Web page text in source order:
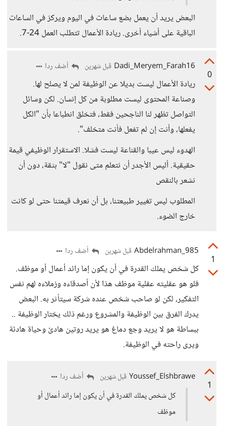
البعض يريد أن يعمل بضع ساعات في اليوم ويركز في الساعات
الباقية على أشياء أخرى. ريادة الأعمال تتطلب العمل 24-7.
0
Dadi_Meryem_Farah16 قبل شهرين أضف ردا
ريادة الأعمال ليست بديلا عن الوظيفة لمن لا يصلح لها.
وصناعة المحتوى ليست مطلوبة من كل إنسان. لكن وسائل
التواصل تظهر لنا الناجحين فقط، فتخلق انطباعا بأن "الكل
يفعلها، وأنت إن لم تفعل فأنت متخلف".
الهدوء ليس عيبا والقناعة ليست فشلا. الاستقرار الوظيفي قيمة
حقيقية. أليس الأجدر أن نتعلم متى نقول "لا" بثقة، دون أن
نشعر بالنقص
المطلوب ليس تغيير طبيعتنا، بل أن نعرف قيمتنا حتى لو كانت
خارج الضوء.
1
Abdelrahman_985 قبل شهرين أضف ردا
كل شخص يملك القدرة في أن يكون إما رائد أعمال أو موظف.
فلو هو عقليته عقلية موظف هذا لأن أصدقاءه وزملاءه لهم نفس
التفكير، لكن لو صاحب شخص عنده شركة سيتأثر به. البعض
يدرك الفرق بين الوظيفة والمشروع ورغم ذلك يختار الوظيفة ..
ببساطة هو لا يريد وجع دماغ هو يريد روتين هادئ وحياة هادئة
ويرى راحته في الوظيفة.
1
Youssef_Elshbrawe قبل شهرين
أضف ردا
كل شخص يملك القدرة في أن يكون إما رائد أعمال أو
موظف